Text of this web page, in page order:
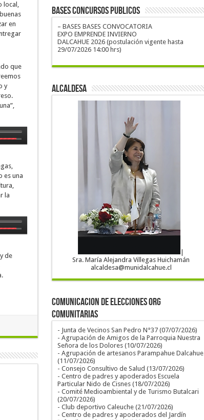
local,
en
que
y
es una
la
de
BASES CONCURSOS PUBLICOS
– BASES BASES CONVOCATORIA
EXPO EMPRENDE INVIERNO
DALCAHUE 2026 (postulación vigente hasta
29/07/2026 14:00 hrs)
ALCALDESA
Sra. María Alejandra Villegas Huichamán
alcaldesa@munidalcahue.cl
COMUNICACION DE ELECCIONES ORG
COMUNITARIAS
- Junta de Vecinos San Pedro N°37 (07/07/2026)
- Agrupación de Amigos de la Parroquia Nuestra
Señora de los Dolores (10/07/2026)
- Agrupación de artesanos Parampahue Dalcahue
(11/07/2026)
- Consejo Consultivo de Salud (13/07/2026)
- Centro de padres y apoderados Escuela
Particular Nido de Cisnes (18/07/2026)
- Comité Medioambiental y de Turismo Butalcari
(20/07/2026)
- Club deportivo Caleuche (21/07/2026)
- Centro de padres y apoderados del Jardín